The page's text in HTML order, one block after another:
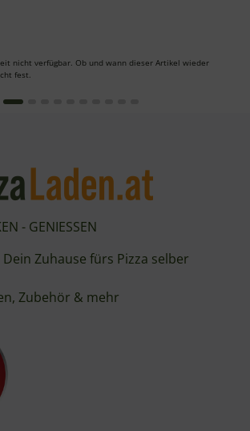
nicht verfügbar. Ob und wann dieser Artikel wieder
fest.
- GENIESSEN
Zuhause fürs Pizza selber
Zubehör & mehr